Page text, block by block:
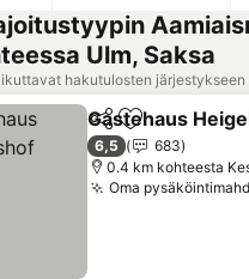
Ulm, Saksa
hakutulosten järjestykseen
Jaa Lisää
Gastehaus
6,5
683
0.4 km kohteesta
Oma